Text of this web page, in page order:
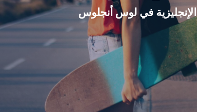
الإنجليزية في لوس أنجلوس